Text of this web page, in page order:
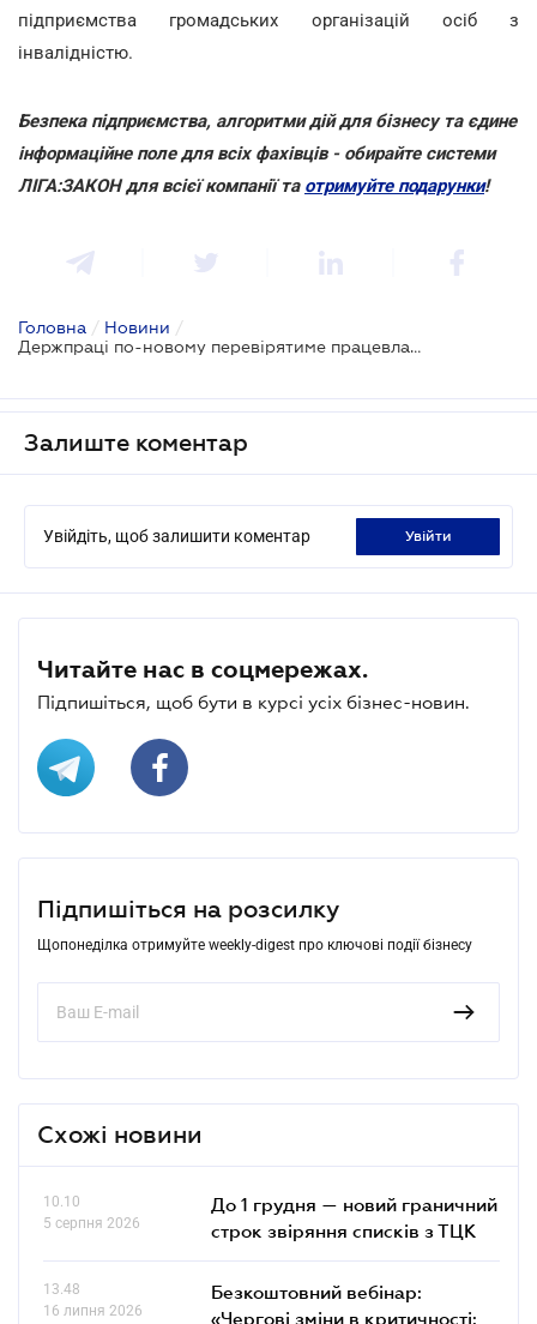
підприємства громадських організацій осіб з
інвалідністю.
Безпека підприємства, алгоритми дій для бізнесу та єдине
інформаційне поле для всіх фахівців - обирайте системи
ЛІГА:ЗАКОН для всієї компанії та отримуйте подарунки!
Головна / Новини /
Держпраці по-новому перевірятиме працевлаштування осіб з інвалідністю
Залиште коментар
Увійдіть, щоб залишити коментар увійти
Читайте нас в соцмережах.
Підпишіться, щоб бути в курсі усіх бізнес-новин.
Підпишіться на розсилку
Щопонеділка отримуйте weekly-digest про ключові події бізнесу
Схожі новини
10.10
5 серпня 2026
До 1 грудня — новий граничний
строк звіряння списків з ТЦК
13.48
16 липня 2026
Безкоштовний вебінар:
«Чергові зміни в критичності: